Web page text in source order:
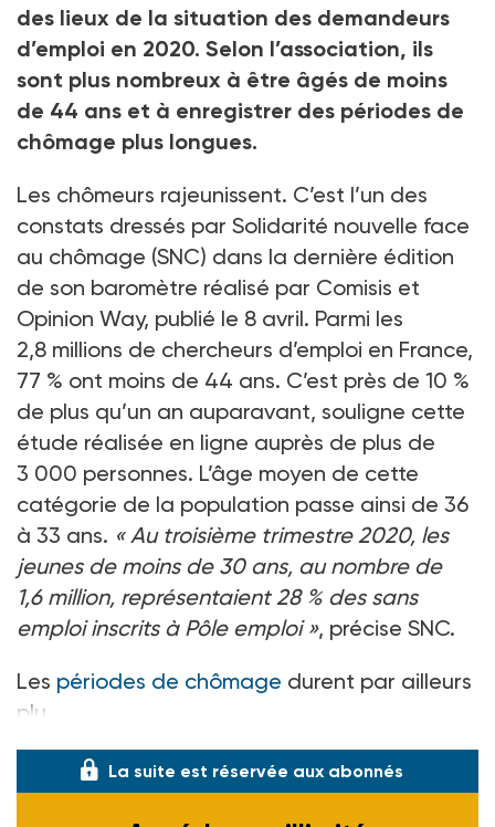
des lieux de la situation des demandeurs
d’emploi en 2020. Selon l’association, ils
sont plus nombreux à être âgés de moins
de 44 ans et à enregistrer des périodes de
chômage plus longues.
Les chômeurs rajeunissent. C’est l’un des
constats dressés par Solidarité nouvelle face
au chômage (SNC) dans la dernière édition
de son baromètre réalisé par Comisis et
Opinion Way, publié le 8 avril. Parmi les
2,8 millions de chercheurs d’emploi en France,
77 % ont moins de 44 ans. C’est près de 10 %
de plus qu’un an auparavant, souligne cette
étude réalisée en ligne auprès de plus de
3 000 personnes. L’âge moyen de cette
catégorie de la population passe ainsi de 36
à 33 ans. « Au troisième trimestre 2020, les
jeunes de moins de 30 ans, au nombre de
1,6 million, représentaient 28 % des sans
emploi inscrits à Pôle emploi », précise SNC.
Les périodes de chômage durent par ailleurs
plu
La suite est réservée aux abonnés